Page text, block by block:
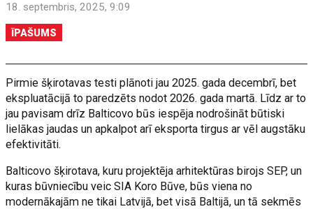
18. septembris, 2025, 9:09
ĪPAŠUMS
Pirmie šķirotavas testi plānoti jau 2025. gada decembrī, bet
ekspluatācijā to paredzēts nodot 2026. gada martā. Līdz ar to
jau pavisam drīz Balticovo būs iespēja nodrošināt būtiski
lielākas jaudas un apkalpot arī eksporta tirgus ar vēl augstāku
efektivitāti.
Balticovo šķirotava, kuru projektēja arhitektūras birojs SEP, un
kuras būvniecību veic SIA Koro Būve, būs viena no
modernākajām ne tikai Latvijā, bet visā Baltijā, un tā sekmēs